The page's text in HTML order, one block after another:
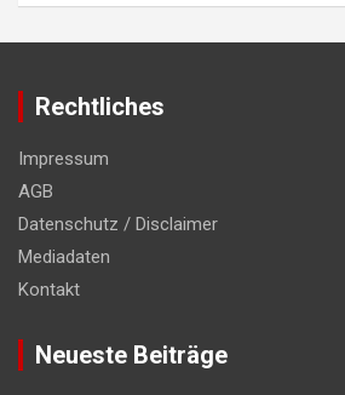
Rechtliches
Impressum
AGB
Datenschutz / Disclaimer
Mediadaten
Kontakt
Neueste Beiträge